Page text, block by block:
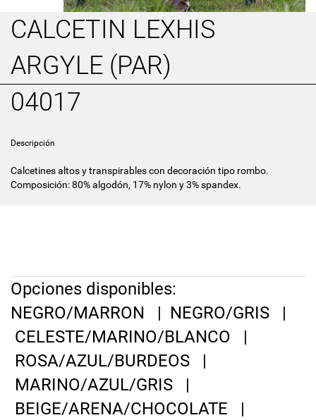
CALCETIN LEXHIS
ARGYLE (PAR)
04017
Descripción
Calcetines altos y transpirables con decoración tipo rombo.
Composición: 80% algodón, 17% nylon y 3% spandex.
Opciones disponibles:
NEGRO/MARRON | NEGRO/GRIS |
CELESTE/MARINO/BLANCO |
ROSA/AZUL/BURDEOS |
MARINO/AZUL/GRIS |
BEIGE/ARENA/CHOCOLATE |